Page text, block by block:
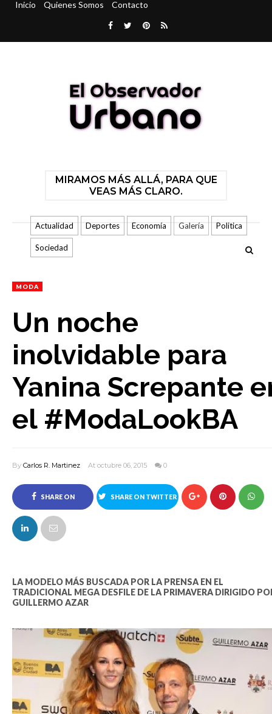
Inicio Quienes Somos Contacto
MIRAMOS MÁS ALLÁ, PARA QUE
VEAS MÁS CLARO.
Actualidad Deportes Economía Galería Politica
Sociedad
MODA
Un noche
inolvidable para
Yanina Screpante
el #ModaLookBA
By Carlos R. Martinez At octubre 06, 2015 0
SHARE ON
FACEBOOK
SHARE ON TWITTER
LA MODELO MÁS BUSCADA POR LA PRENSA EN EL
TRADICIONAL MEGA DESFILE DE LA PRIMAVERA DIRIGIDO
GUILLERMO AZAR